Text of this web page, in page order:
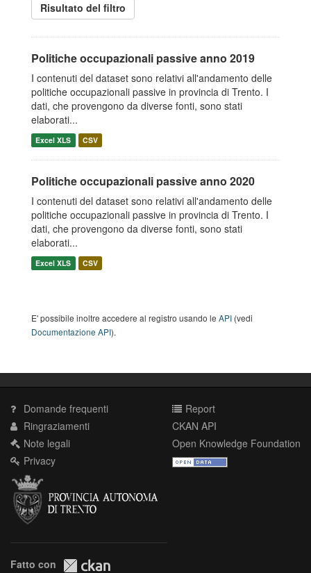
Risultato del filtro
Politiche occupazionali passive anno 2019
I contenuti del dataset sono relativi all'andamento delle
politiche occupazionali passive in provincia di Trento. I
dati, che provengono da diverse fonti, sono stati
elaborati...
Excel XLS CSV
Politiche occupazionali passive anno 2020
I contenuti del dataset sono relativi all'andamento delle
politiche occupazionali passive in provincia di Trento. I
dati, che provengono da diverse fonti, sono stati
elaborati...
Excel XLS CSV
E' possibile inoltre accedere al registro usando le API (vedi
Documentazione API).
Domande frequenti
Ringraziamenti
Note legali
Privacy
Report
CKAN API
Open Knowledge Foundation
Fatto con